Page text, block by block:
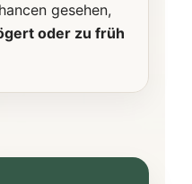
gesehen,
oder zu früh